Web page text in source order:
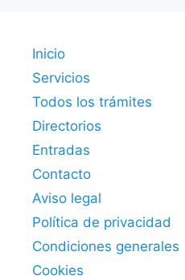
Inicio
Servicios
Todos los trámites
Directorios
Entradas
Contacto
Aviso legal
Política de privacidad
Condiciones generales
Cookies